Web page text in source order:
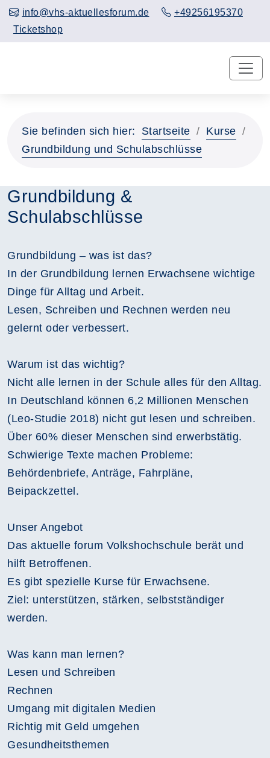
info@vhs-aktuellesforum.de
+49256195370
Ticketshop
Sie befinden sich hier: Startseite
Kurse
Grundbildung und Schulabschlüsse
Grundbildung &
Schulabschlüsse
Grundbildung – was ist das?
In der Grundbildung lernen Erwachsene wichtige
Dinge für Alltag und Arbeit.
Lesen, Schreiben und Rechnen werden neu
gelernt oder verbessert.
Warum ist das wichtig?
Nicht alle lernen in der Schule alles für den Alltag.
In Deutschland können 6,2 Millionen Menschen
(Leo-Studie 2018) nicht gut lesen und schreiben.
Über 60% dieser Menschen sind erwerbstätig.
Schwierige Texte machen Probleme:
Behördenbriefe, Anträge, Fahrpläne,
Beipackzettel.
Unser Angebot
Das aktuelle forum Volkshochschule berät und
hilft Betroffenen.
Es gibt spezielle Kurse für Erwachsene.
Ziel: unterstützen, stärken, selbstständiger
werden.
Was kann man lernen?
Lesen und Schreiben
Rechnen
Umgang mit digitalen Medien
Richtig mit Geld umgehen
Gesundheitsthemen